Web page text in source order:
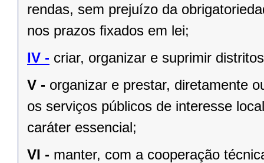
rendas, sem prejuízo da
nos prazos ﬁxados em lei;
IV - criar, organizar e suprimir
V - organizar e prestar, diretamente
os serviços públicos de interesse
caráter essencial;
VI - manter, com a cooperação